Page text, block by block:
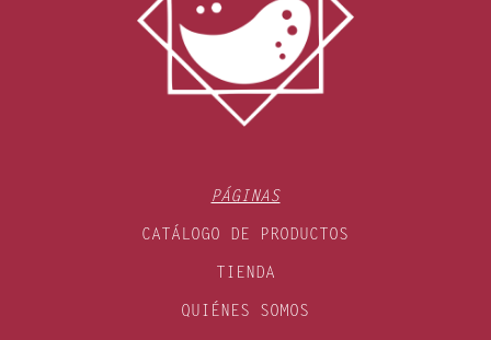
PÁGINAS
CATÁLOGO DE PRODUCTOS
TIENDA
QUIÉNES SOMOS